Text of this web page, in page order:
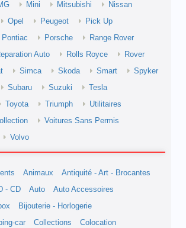
Mini Mitsubishi
Nissan
Opel Peugeot
Pick Up
Pontiac Porsche
Range Rover
Auto Rolls Royce
Rover
Simca Skoda Smart
Spyker
Subaru Suzuki
Tesla
Toyota Triumph
Utilitaires
Voitures Sans Permis
Volvo
Animaux
Antiquité - Art - Brocantes
- CD
Auto
Auto Accessoires
Bijouterie - Horlogerie
car
Collections
Colocation